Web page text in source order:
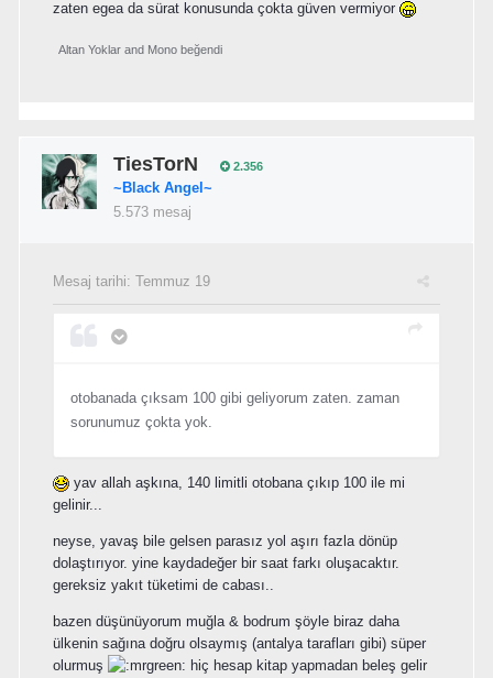
zaten egea da sürat konusunda çokta güven vermiyor
Altan Yoklar and Mono beğendi
TiesTorN 2.356
~Black Angel~
5.573 mesaj
Mesaj tarihi: Temmuz 19
otobanada çıksam 100 gibi geliyorum zaten. zaman
sorunumuz çokta yok.
yav allah aşkına, 140 limitli otobana çıkıp 100 ile mi
gelinir...
neyse, yavaş bile gelsen parasız yol aşırı fazla dönüp
dolaştırıyor. yine kaydadeğer bir saat farkı oluşacaktır.
gereksiz yakıt tüketimi de cabası..
bazen düşünüyorum muğla & bodrum şöyle biraz daha
ülkenin sağına doğru olsaymış (antalya tarafları gibi) süper
olurmuş
hiç hesap kitap yapmadan beleş gelir